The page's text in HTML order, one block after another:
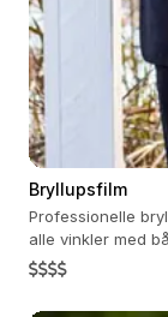
Bryllupsfilm
Professionelle
alle vinkler med